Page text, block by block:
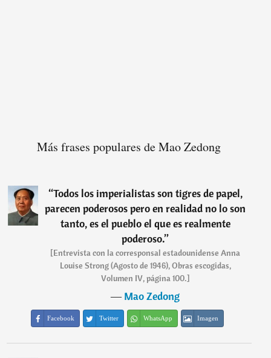
Más frases populares de Mao Zedong
“Todos los imperialistas son tigres de papel,
parecen poderosos pero en realidad no lo son
tanto, es el pueblo el que es realmente
poderoso.”
[Entrevista con la corresponsal estadounidense Anna
Louise Strong (Agosto de 1946), Obras escogidas,
Volumen IV, página 100.]
―Mao Zedong
Facebook Twitter WhatsApp Imagen